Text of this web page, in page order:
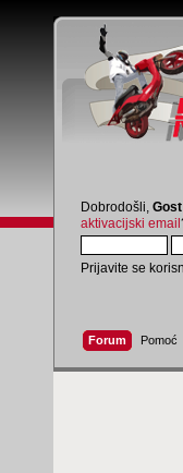
Dobrodošli, Gost
aktivacijski email
Prijavite se
Forum Pomoć